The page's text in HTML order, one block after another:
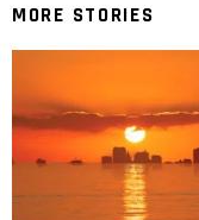
MORE STORIES